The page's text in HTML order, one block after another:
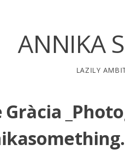
ANNIKA
LAZILY
Gràcia